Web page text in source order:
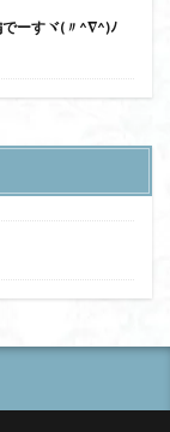
でーすヾ(〃^∇^)ﾉ